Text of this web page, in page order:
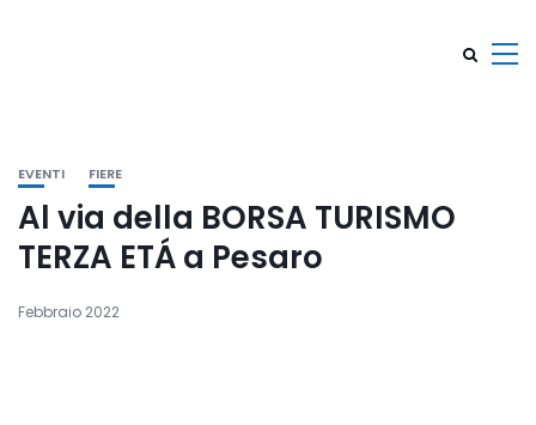
EVENTI FIERE
Al via della BORSA TURISMO
TERZA ETÁ a Pesaro
Febbraio 2022